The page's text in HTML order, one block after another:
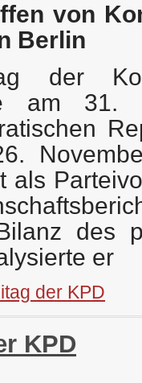
von
Berlin
der
am
als
des
er
der KPD
KPD